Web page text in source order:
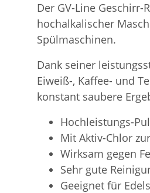
Der GV-Line
hochalkalischer
Spülmaschinen.
Dank seiner
Eiweiß-, Kaffee- und
konstant saubere
Hochleistungs-
Mit Aktiv-Chlor
Wirksam gegen
Sehr gute
Geeignet für